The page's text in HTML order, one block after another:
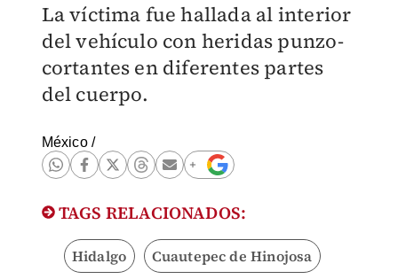
La víctima fue hallada al interior
del vehículo con heridas punzo-
cortantes en diferentes partes
del cuerpo.
México/
TAGS RELACIONADOS:
Hidalgo Cuautepec de Hinojosa